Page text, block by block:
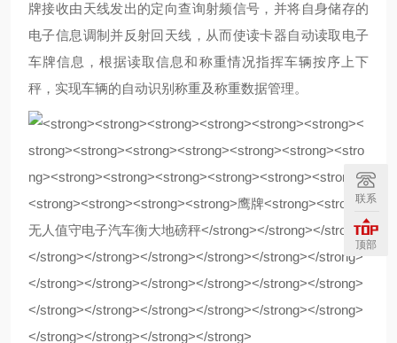
牌接收由天线发出的定向查询射频信号，并将自身储存的
电子信息调制并反射回天线，从而使读卡器自动读取电子
车牌信息，根据读取信息和称重情况指挥车辆按序上下
秤，实现车辆的自动识别称重及称重数据管理。
联系
顶部